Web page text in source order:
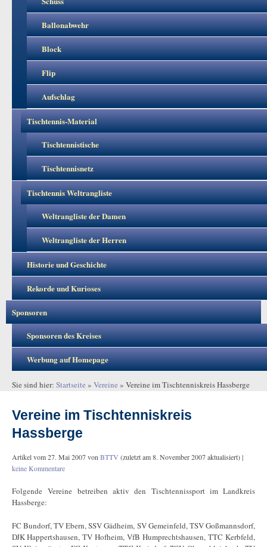
Ballonabwehr
Block
Flip
Aufschlag
Tischtennis-Material
Tischtennistische
Tischtennisnetz
Tischtennis Weltrangliste
Weltrangliste der Damen
Weltrangliste der Herren
Historie und Geschichte
Rekorde und Kurioses
Sponsoren
Sponsoren des Kreises
Werbung auf Homepage
Sie sind hier: Startseite » Vereine » Vereine im Tischtenniskreis Hassberge
Vereine im Tischtenniskreis
Hassberge
Artikel vom27. Mai 2007von BTTV (zuletzt am8. November 2007aktualisiert) |
keine Kommentare
Folgende Vereine betreiben aktiv den Tischtennissport im Landkreis
Hassberge:
FC Bundorf, TV Ebern, SSV Gädheim, SV Gemeinfeld, TSV Goßmannsdorf,
DJK Happertshausen, TV Hofheim, VfB Humprechtshausen, TTC Kerbfeld,